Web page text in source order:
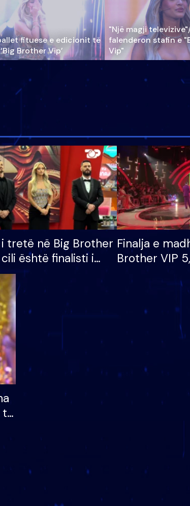
fituese e edicionit të
Brother Vip’
"Një magji
falenderon stafin e
Vip"
tretë në Big Brother
cili është finalisti i
që lë shtëpinë
Finalja e
Brother VIP
banori i
dhe humb
të fituar
të